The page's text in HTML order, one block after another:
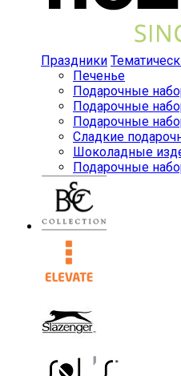
Праздники
Печенье
Подарочные
Подарочные
Подарочные
Сладкие
Шоколадные
Подарочные